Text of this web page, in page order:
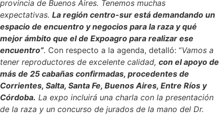
provincia de Buenos Aires. Tenemos muchas
expectativas. La región centro-sur está demandando un
espacio de encuentro y negocios para la raza y qué
mejor ámbito que el de Expoagro para realizar ese
encuentro”. Con respecto a la agenda, detalló: “Vamos a
tener reproductores de excelente calidad, con el apoyo de
más de 25 cabañas confirmadas, procedentes de
Corrientes, Salta, Santa Fe, Buenos Aires, Entre Ríos y
Córdoba. La expo incluirá una charla con la presentación
de la raza y un concurso de jurados de la mano del Dr.